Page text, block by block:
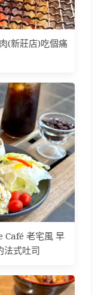
(新莊店)吃個痛
Café 老宅風 早
法式吐司